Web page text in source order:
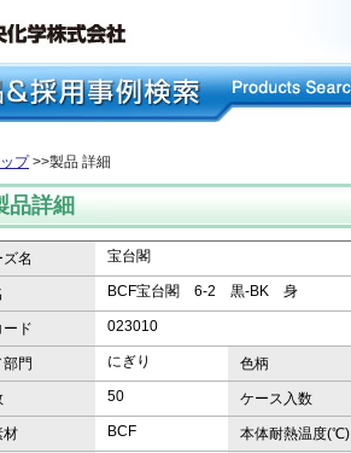
プ>>製品 詳細
品詳細
名 宝台閣
BCF宝台閣 6-2 黒-BK 身
ード 023010
門 にぎり 色柄
50 ケース入数
材 BCF 本体耐熱温度(℃)